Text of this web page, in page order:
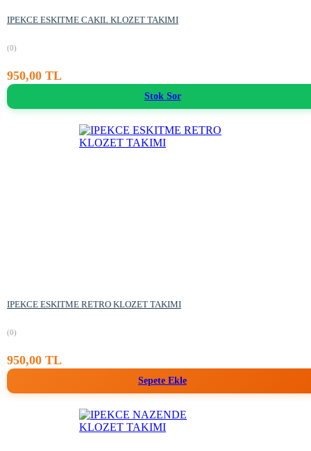
IPEKCE ESKITME CAKIL KLOZET TAKIMI
(0)
950,00 TL
Stok Sor
IPEKCE ESKITME RETRO KLOZET TAKIMI
(0)
950,00 TL
Sepete Ekle